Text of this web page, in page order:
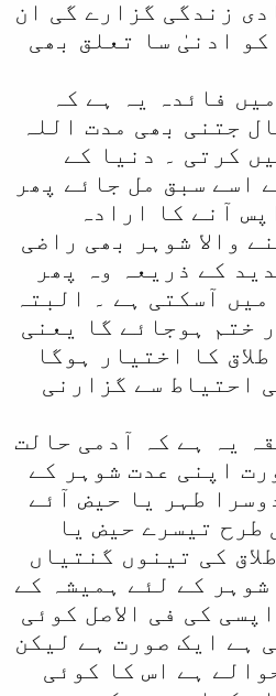
زندگی گزارے گی ان
ادنیٰ سا تعلق بھی
فائدہ یہ ہے کہ
جتنی بھی مدت اللہ
کرتی ۔ دنیا کے
اسے سبق مل جائے پھر
آنے کا ارادہ
والا شوہر بھی راضی
کے ذریعہ وہ پھر
آسکتی ہے ۔ البتہ
ختم ہوجائے گا یعنی
کا اختیار ہوگا
احتیاط سے گزارنی
یہ ہے کہ آدمی حالت
اپنی عدت شوہر کے
طہر یا حیض آئے
طرح تیسرے حیض یا
کی تینوں گنتیاں
شوہر کے لئے ہمیشہ کے
کی فی الاصل کوئی
ہے ایک صورت ہے لیکن
ہے اس کا کوئی